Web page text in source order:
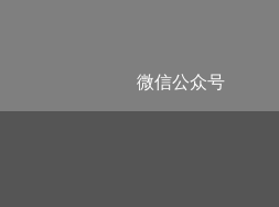
微信公众号